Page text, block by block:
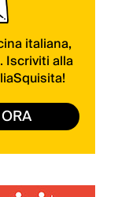
italiana,
Iscriviti alla